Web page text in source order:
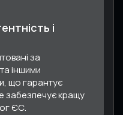
і
за
іншими
що гарантує
забезпечує кращу
ЄС.